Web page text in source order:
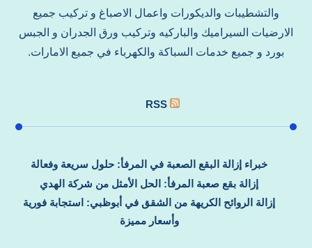
والتشطيبات والديكورات واعمال الاصباغ و تركيب جميع
الارضيات السيراميك والباركيه وتركيب ورق الجدران و الجبس
بورد و جميع خدمات السباكة والكهرباء في جميع الامارات.
RSS
خبراء إزالة البقع الصعبة في المرفأ: حلول سريعة وفعالة
إزالة بقع صعبة المرفأ: الحل الأمثل من شركة الهدي
إزالة الروائح الكريهة من الشقق في أبوظبي: استجابة فورية
وأسعار مميزة